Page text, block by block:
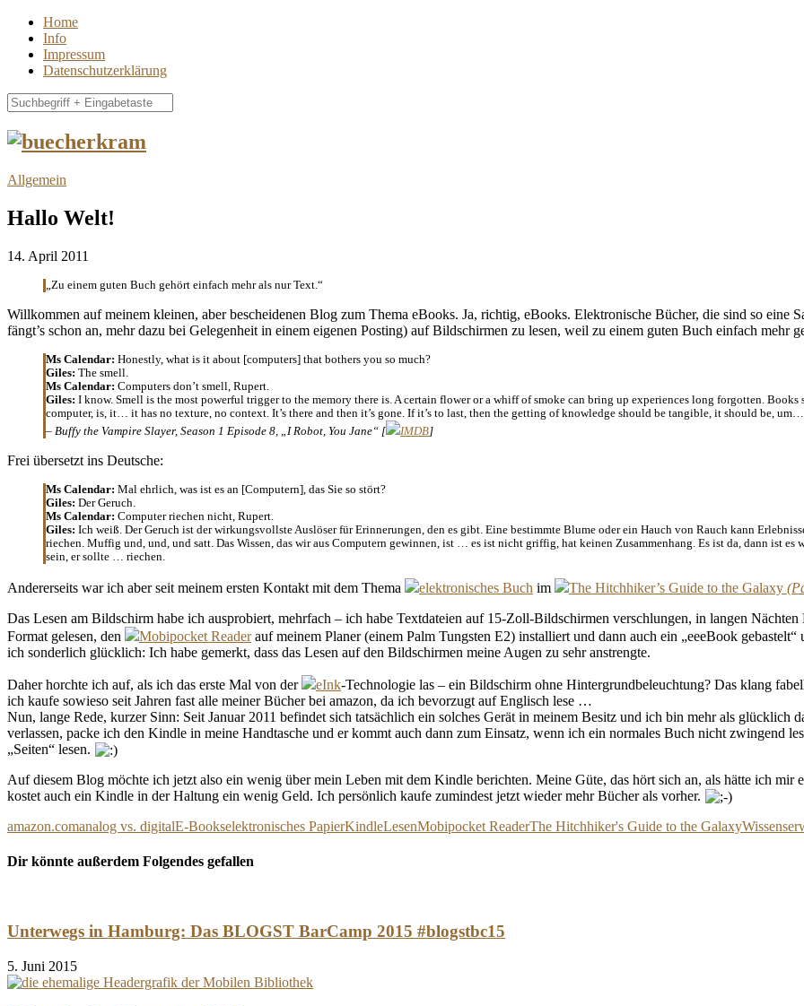
Home
Info
Impressum
Datenschutzerklärung
Allgemein
Hallo Welt!
14. April 2011
„Zu einem guten Buch gehört einfach mehr als nur Text.“
Willkommen auf meinem kleinen, aber bescheidenen Blog zum Thema eBooks. Ja, richtig, eBooks. Elektronische Bücher, die sind so eine
fängt’s schon an, mehr dazu bei Gelegenheit in einem eigenen Posting) auf Bildschirmen zu lesen, weil zu einem guten Buch einfach mehr
Ms Calendar: Honestly, what is it about [computers] that bothers you so much?
Giles: The smell.
Ms Calendar: Computers don’t smell, Rupert.
Giles: I know. Smell is the most powerful trigger to the memory there is. A certain flower or a whiff of smoke can bring up experiences long forgotten.
computer, is, it… it has no texture, no context. It’s there and then it’s gone. If it’s to last, then the getting of knowledge should be tangible, it should be,
– Buffy the Vampire Slayer, Season 1 Episode 8, „I Robot, You Jane“ [
IMDB]
Frei übersetzt ins Deutsche:
Ms Calendar: Mal ehrlich, was ist es an [Computern], das Sie so stört?
Giles: Der Geruch.
Ms Calendar: Computer riechen nicht, Rupert.
Giles: Ich weiß. Der Geruch ist der wirkungsvollste Auslöser für Erinnerungen, den es gibt. Eine bestimmte Blume oder ein Hauch von Rauch kann
riechen. Muffig und, und, und satt. Das Wissen, das wir aus Computern gewinnen, ist … es ist nicht griffig, hat keinen Zusammenhang. Es ist da, dann ist es
sein, er sollte … riechen.
Andererseits war ich aber seit meinem ersten Kontakt mit dem Thema elektronisches Buch im The Hitchhiker’s Guide to the Galaxy
Das Lesen am Bildschirm habe ich ausprobiert, mehrfach – ich habe Textdateien auf 15-Zoll-Bildschirmen verschlungen, in langen
Format gelesen, den
Mobipocket Readerauf meinem Planer (einem Palm Tungsten E2) installiert und dann auch ein „eeeBook
ich sonderlich glücklich: Ich habe gemerkt, dass das Lesen auf den Bildschirmen meine Augen zu sehr anstrengte.
Daher horchte ich auf, als ich das erste Mal von der eInk-Technologie las – ein Bildschirm ohne Hintergrundbeleuchtung? Das klang
ich kaufe sowieso seit Jahren fast alle meiner Bücher bei amazon, da ich bevorzugt auf Englisch lese …
Nun, lange Rede, kurzer Sinn: Seit Januar 2011 befindet sich tatsächlich ein solches Gerät in meinem Besitz und ich bin mehr als glücklich
verlassen, packe ich den Kindle in meine Handtasche und er kommt auch dann zum Einsatz, wenn ich ein normales Buch nicht zwingend
„Seiten“ lesen.
Auf diesem Blog möchte ich jetzt also ein wenig über mein Leben mit dem Kindle berichten. Meine Güte, das hört sich an, als hätte ich
kostet auch ein Kindle in der Haltung ein wenig Geld. Ich persönlich kaufe zumindest jetzt wieder mehr Bücher als vorher.
amazon.comanalog vs. digitalE-Bookselektronisches PapierKindleLesenMobipocket ReaderThe Hitchhiker's Guide to the Galaxy
Dir könnte außerdem Folgendes gefallen
Unterwegs in Hamburg: Das BLOGST BarCamp 2015 #blogstbc15
5. Juni 2015